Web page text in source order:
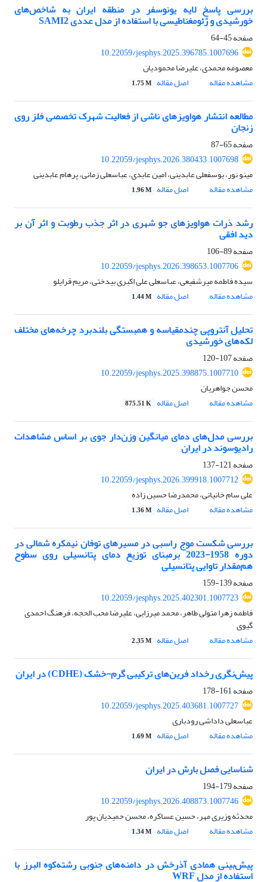
بررسی پاسخ لایه یونوسفر در منطقه ایران به شاخص‌های
خورشیدی و ژئومغناطیسی با استفاده از مدل عددی SAMI2
صفحه45-64
10.22059/jesphys.2025.396785.1007696
معصومه محمدی، علیرضا محمودیان
مشاهده مقاله
اصل مقاله 1.75 M
مطالعه انتشار هواویزهای ناشی از فعالیت شهرک تخصصی فلز روی
زنجان
صفحه65-87
10.22059/jesphys.2026.380433.1007698
مینو نور، یوسفعلی عابدینی، امین عابدی، عباسعلی زمانی، پرهام عابدینی
مشاهده مقاله
اصل مقاله 1.96 M
رشد ذرات هواویزهای جو شهری در اثر جذب رطوبت و اثر آن بر
دید افقی
صفحه89-106
10.22059/jesphys.2026.398653.1007706
سیده فاطمه میرشفیعی، عباسعلی علی اکبری بیدختی، مریم قرایلو
مشاهده مقاله
اصل مقاله 1.44 M
تحلیل آنتروپی چندمقیاسه و همبستگی بلندبرد چرخه‌های مختلف
لکه‌های خورشیدی
صفحه107-120
10.22059/jesphys.2025.398875.1007710
محسن جواهریان
مشاهده مقاله
اصل مقاله 875.51 K
بررسی مدل‌های دمای میانگین وزن‌دار جوی بر اساس مشاهدات
رادیوسوند در ایران
صفحه121-137
10.22059/jesphys.2026.399918.1007712
علی سام خانیانی، محمدرضا حسین زاده
مشاهده مقاله
اصل مقاله 1.36 M
بررسی شکست موج راسبی در مسیرهای توفان نیمکره شمالی در
دوره 1958-2023 برمبنای توزیع دمای پتانسیلی روی سطوح
هم‌مقدار تاوایی پتانسیلی
صفحه139-159
10.22059/jesphys.2025.402301.1007723
فاطمه زهرا متولی طاهر، محمد میرزایی، علیرضا محب الحجه، فرهنگ احمدی‌
گیوی
مشاهده مقاله
اصل مقاله 2.35 M
پیش‌نگری رخداد فرین‌های ترکیبی گرم-خشک (CDHE) در ایران
صفحه161-178
10.22059/jesphys.2025.403681.1007727
عباسعلی داداشی رودباری
مشاهده مقاله
اصل مقاله 1.69 M
شناسایی فصل بارش در ایران
صفحه179-194
10.22059/jesphys.2026.408873.1007746
محدثه وزیری مهر، حسین عساکره، محسن حمیدیان پور
مشاهده مقاله
اصل مقاله 1.34 M
پیش‌بینی همادی آذرخش در دامنه‌های جنوبی رشته‌کوه البرز با
استفاده از مدل WRF